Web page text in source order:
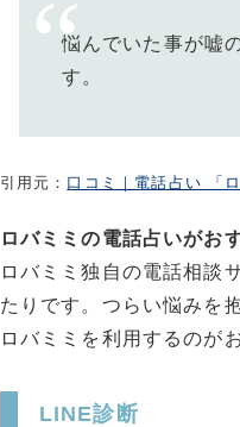
悩んでいた事が嘘
す。
引用元： 口コミ｜電話占い 「ロ
ロバミミの電話占いがお
ロバミミ独自の電話相談
たりです。つらい悩みを
ロバミミを利用するのが
LINE診断